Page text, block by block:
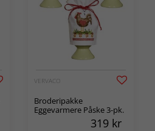
VERVACO
Broderipakke
Eggevarmere Påske 3-pk.
319 kr